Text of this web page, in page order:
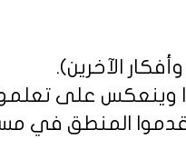
وأفكار الآخرين).
وينعكس على
المنطق في